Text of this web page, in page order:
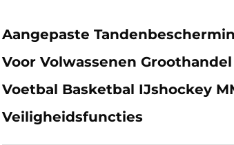
Aangepaste
Voor Volwassenen
Voetbal Basketbal IJshockey
Veiligheidsfuncties